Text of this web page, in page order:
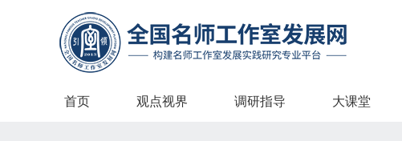
首页 观点视界 调研指导 大课堂